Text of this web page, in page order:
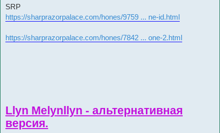
о
о
б
щ
и
SRP
https://sharprazorpalace.com/hones/9759 ... ne-id.html
https://sharprazorpalace.com/hones/7842 ... one-2.html
Llyn Melynllyn - альтернативная
версия.